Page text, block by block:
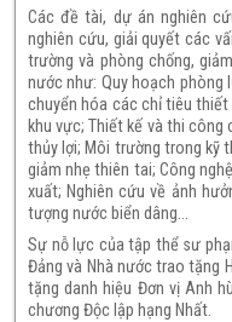
Các đề tài, dự án nghiên
nghiên cứu, giải quyết các
trường và phòng chống,
nước như: Quy hoạch phòng
chuyển hóa các chỉ tiêu
khu vực; Thiết kế và thi
thủy lợi; Môi trường trong kỹ
giảm nhẹ thiên tai; Công
xuất; Nghiên cứu về ảnh
tượng nước biển dâng…
Sự nỗ lực của tập thể sư
Đảng và Nhà nước trao tặng
tặng danh hiệu Đơn vị Anh
chương Độc lập hạng Nhất.